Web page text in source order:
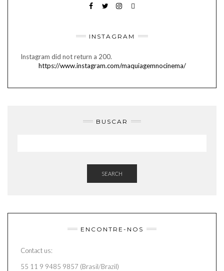
INSTAGRAM
Instagram did not return a 200.
https://www.instagram.com/maquiagemnocinema/
BUSCAR
SEARCH
ENCONTRE-NOS
Contact us:
55 11 9 9485 9857 (Brasil/Brazil)